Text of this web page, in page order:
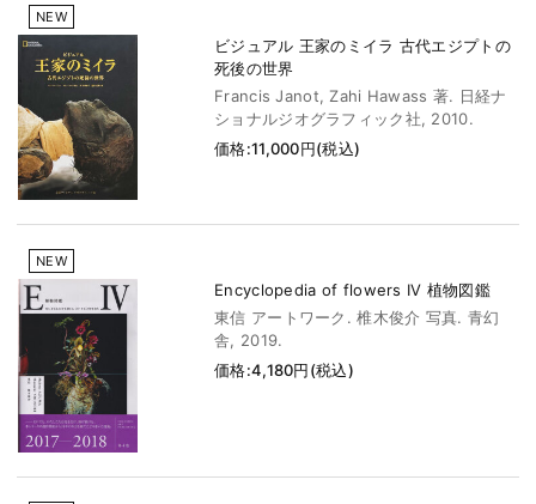
NEW
ビジュアル 王家のミイラ 古代エジプトの
死後の世界
Francis Janot, Zahi Hawass 著. 日経ナ
ショナルジオグラフィック社, 2010.
価格:11,000円(税込)
NEW
Encyclopedia of flowers IV 植物図鑑
東信 アートワーク. 椎木俊介 写真. 青幻
舎, 2019.
価格:4,180円(税込)